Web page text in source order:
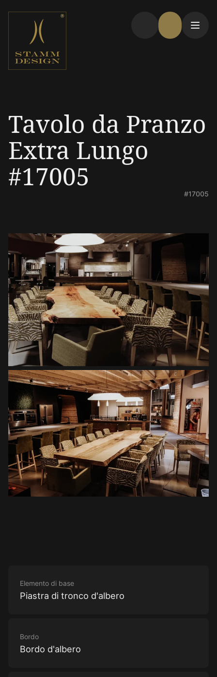
Tavolo da Pranzo
Extra Lungo
#17005
#17005
Elemento di base
Piastra di tronco d'albero
Bordo
Bordo d'albero